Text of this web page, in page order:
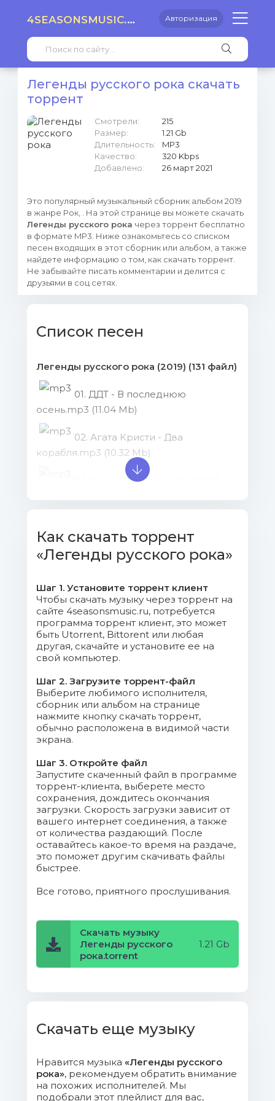
4SEASONSMUSIC.RU Авторизация
Легенды русского рока скачать
торрент
Смотрели:
215
Размер:
1.21 Gb
Длительность:
MP3
Качество:
320 Kbps
Добавлено:
26 март 2021
Это популярный музыкальный сборник альбом 2019
в жанре Рок, . На этой странице вы можете скачать
Легенды русского рока через торрент бесплатно
в формате MP3. Ниже ознакомьтесь со списком
песен входящих в этот сборник или альбом, а также
найдете информацию о том, как скачать торрент.
Не забывайте писать комментарии и делится с
друзьями в соц сетях.
Список песен
Легенды русского рока (2019) (131 файл)
01. ДДТ - В последнюю
осень.mp3 (11.04 Mb)
02. Агата Кристи - Два
корабля.mp3 (10.32 Mb)
03. Кино - Пачка сигарет.mp3
(11.68 Mb)
05. Наутилус Помпилиус - Падал
06. 7Б - Воин-призрак.mp3 (9.36
Mb)
07. ЧайФ - Аргентина-Ямайка 5-
08. Би-2 - Пора возвращаться
домой.mp3 (11.72 Mb)
10. Танцы минус - 10 капель.mp3
(6.65 Mb)
100. Алиса - Апрель.mp3 (10.35
Mb)
101. БИ-2 - Серебро.mp3 (10.73
Mb)
102. В. Цой - Невесёлая
103. ДДТ - Летели облака.mp3
(10.12 Mb)
сильная любовь.mp3 (7.74 Mb)
105. Кино - Апрель.mp3 (10.66 Mb)
(9.27 Mb)
107. Ленинград - Вояж.mp3 (5.03
Как скачать торрент
«Легенды русского рока»
Шаг 1. Установите торрент клиент
Чтобы скачать музыку через торрент на
сайте 4seasonsmusic.ru, потребуется
программа торрент клиент, это может
быть Utorrent, Bittorent или любая
другая, скачайте и установите ее на
свой компьютер.
Шаг 2. Загрузите торрент-файл
Выберите любимого исполнителя,
сборник или альбом на странице
нажмите кнопку скачать торрент,
обычно расположена в видимой части
экрана.
Шаг 3. Откройте файл
Запустите скаченный файл в программе
торрент-клиента, выберете место
сохранения, дождитесь окончания
загрузки. Скорость загрузки зависит от
вашего интернет соединения, а также
от количества раздающий. После
оставайтесь какое-то время на раздаче,
это поможет другим скачивать файлы
быстрее.
Все готово, приятного прослушивания.
Скачать музыку
Легенды русского
рока.torrent
1.21 Gb
Скачать еще музыку
Нравится музыка «Легенды русского
рока», рекомендуем обратить внимание
на похожих исполнителей. Мы
подобрали этот плейлист для вас,